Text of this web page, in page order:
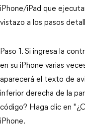
iPhone/iPad que
vistazo a los pasos
Paso 1. Si ingresa la
en su iPhone varias
aparecerá el texto de
inferior derecha de la
código? Haga clic en
iPhone.